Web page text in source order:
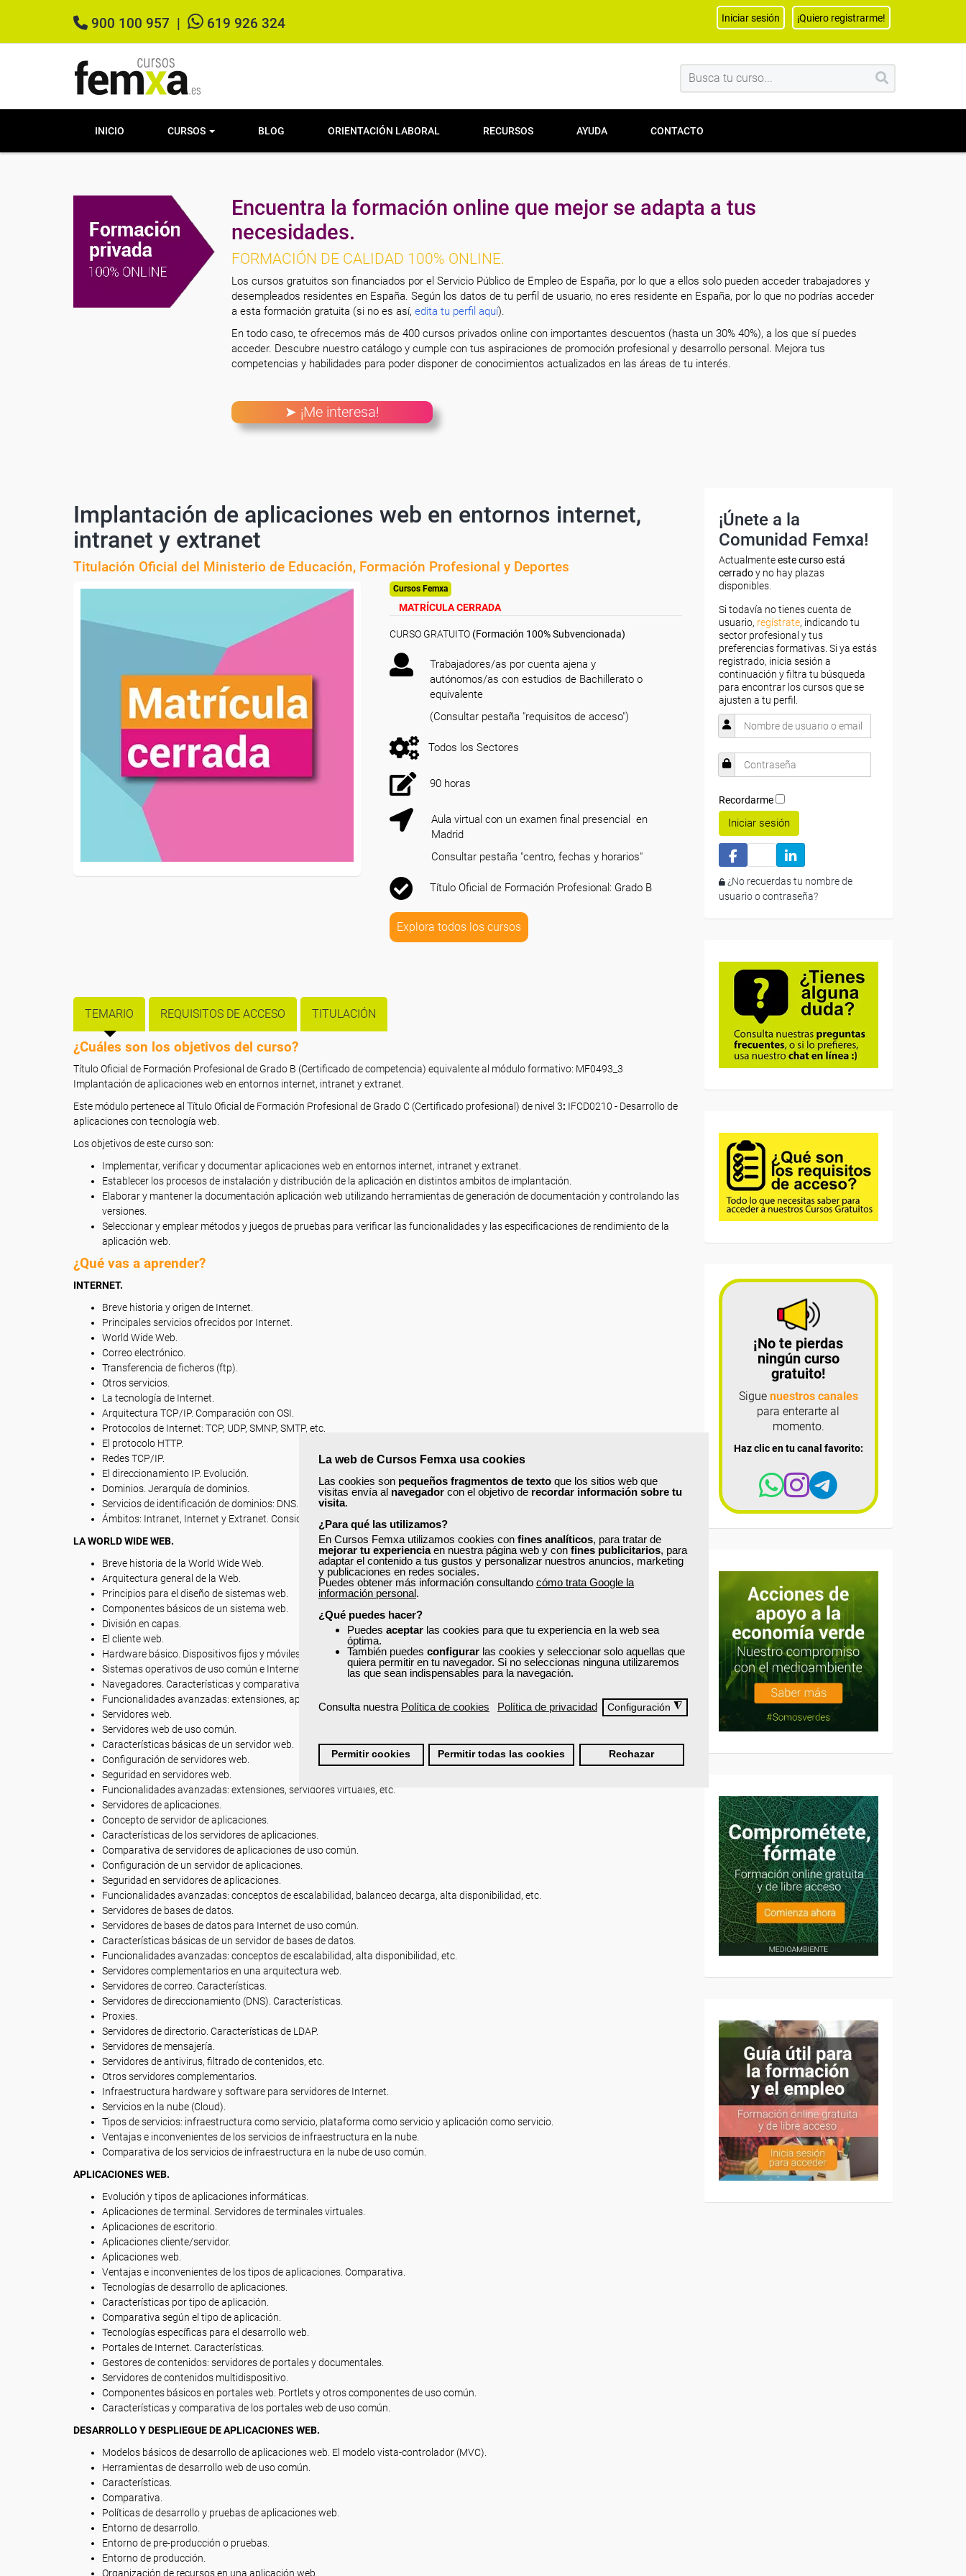
La web de Cursos Femxa usa cookies
Las cookies son pequeños fragmentos de texto que los sitios web que
visitas envía al navegador con el objetivo de recordar información sobre tu
visita.
¿Para qué las utilizamos?
En Cursos Femxa utilizamos cookies con fines analíticos, para tratar de
mejorar tu experienciaen nuestra página web y con fines publicitarios, para
adaptar el contenido a tus gustos y personalizar nuestros anuncios, marketing
y publicaciones en redes sociales.
Puedes obtener más información consultando cómo trata Google la
información personal.
¿Qué puedes hacer?
Puedes aceptar las cookies para que tu experiencia en la web sea
óptima.
También puedes configurar las cookies y seleccionar solo aquellas que
quiera permitir en tu navegador. Si no seleccionas ninguna utilizaremos
las que sean indispensables para la navegación.
Consulta nuestra Política de cookies Política de privacidad Configuración ◮
Permitir cookies Permitir todas las cookies Rechazar
900 100 957 619 926 324 Iniciar sesión ¡Quiero registrarme!
INICIO CURSOS BLOG ORIENTACIÓN LABORAL RECURSOS AYUDA CONTACTO
Encuentra la formación online que mejor se adapta a tus
necesidades.
FORMACIÓN DE CALIDAD 100% ONLINE.
Los cursos gratuitos son financiados por el Servicio Público de Empleo de España, por lo que a ellos solo pueden acceder trabajadores y
desempleados residentes en España. Según los datos de tu perfil de usuario, no eres residente en España, por lo que no podrías acceder
a esta formación gratuita (si no es así, edita tu perfil aquí).
En todo caso, te ofrecemos más de 400 cursos privados online con importantes descuentos (hasta un 30% 40%), a los que sí puedes
acceder. Descubre nuestro catálogo y cumple con tus aspiraciones de promoción profesional y desarrollo personal. Mejora tus
competencias y habilidades para poder disponer de conocimientos actualizados en las áreas de tu interés.
➤ ¡Me interesa!
Implantación de aplicaciones web en entornos internet,
intranet y extranet
Titulación Oficial del Ministerio de Educación, Formación Profesional y Deportes
Cursos Femxa
MATRÍCULA CERRADA
CURSO GRATUITO (Formación 100% Subvencionada)
Trabajadores/as por cuenta ajena y
autónomos/as con estudios de Bachillerato o
equivalente
(Consultar pestaña "requisitos de acceso")
Todos los Sectores
90 horas
Aula virtual con un examen final presencial en
Madrid
Consultar pestaña "centro, fechas y horarios"
Título Oficial de Formación Profesional: Grado B
Explora todos los cursos
TEMARIO REQUISITOS DE ACCESO TITULACIÓN
¿Cuáles son los objetivos del curso?
Título Oficial de Formación Profesional de Grado B (Certificado de competencia) equivalente al módulo formativo: MF0493_3
Implantación de aplicaciones web en entornos internet, intranet y extranet.
Este módulo pertenece al Título Oficial de Formación Profesional de Grado C (Certificado profesional) de nivel 3: IFCD0210 - Desarrollo de
aplicaciones con tecnología web.
Los objetivos de este curso son:
Implementar, verificar y documentar aplicaciones web en entornos internet, intranet y extranet.
Establecer los procesos de instalación y distribución de la aplicación en distintos ambitos de implantación.
Elaborar y mantener la documentación aplicación web utilizando herramientas de generación de documentación y controlando las
versiones.
Seleccionar y emplear métodos y juegos de pruebas para verificar las funcionalidades y las especificaciones de rendimiento de la
aplicación web.
¿Qué vas a aprender?
INTERNET.
Breve historia y origen de Internet.
Principales servicios ofrecidos por Internet.
World Wide Web.
Correo electrónico.
Transferencia de ficheros (ftp).
Otros servicios.
La tecnología de Internet.
Arquitectura TCP/IP. Comparación con OSI.
Protocolos de Internet: TCP, UDP, SMNP, SMTP, etc.
El protocolo HTTP.
Redes TCP/IP.
El direccionamiento IP. Evolución.
Dominios. Jerarquía de dominios.
Servicios de identificación de dominios: DNS.
Ámbitos: Intranet, Internet y Extranet. Consideraciones de seguridad.Cortafuego
LA WORLD WIDE WEB.
Breve historia de la World Wide Web.
Arquitectura general de la Web.
Principios para el diseño de sistemas web.
Componentes básicos de un sistema web.
División en capas.
El cliente web.
Hardware básico. Dispositivos fijos y móviles.
Sistemas operativos de uso común e Internet.
Navegadores. Características y comparativa.
Funcionalidades avanzadas: extensiones, aplicaciones específicas, etc.
Servidores web.
Servidores web de uso común.
Características básicas de un servidor web.
Configuración de servidores web.
Seguridad en servidores web.
Funcionalidades avanzadas: extensiones, servidores virtuales, etc.
Servidores de aplicaciones.
Concepto de servidor de aplicaciones.
Características de los servidores de aplicaciones.
Comparativa de servidores de aplicaciones de uso común.
Configuración de un servidor de aplicaciones.
Seguridad en servidores de aplicaciones.
Funcionalidades avanzadas: conceptos de escalabilidad, balanceo decarga, alta disponibilidad, etc.
Servidores de bases de datos.
Servidores de bases de datos para Internet de uso común.
Características básicas de un servidor de bases de datos.
Funcionalidades avanzadas: conceptos de escalabilidad, alta disponibilidad, etc.
Servidores complementarios en una arquitectura web.
Servidores de correo. Características.
Servidores de direccionamiento (DNS). Características.
Proxies.
Servidores de directorio. Características de LDAP.
Servidores de mensajería.
Servidores de antivirus, filtrado de contenidos, etc.
Otros servidores complementarios.
Infraestructura hardware y software para servidores de Internet.
Servicios en la nube (Cloud).
Tipos de servicios: infraestructura como servicio, plataforma como servicio y aplicación como servicio.
Ventajas e inconvenientes de los servicios de infraestructura en la nube.
Comparativa de los servicios de infraestructura en la nube de uso común.
APLICACIONES WEB.
Evolución y tipos de aplicaciones informáticas.
Aplicaciones de terminal. Servidores de terminales virtuales.
Aplicaciones de escritorio.
Aplicaciones cliente/servidor.
Aplicaciones web.
Ventajas e inconvenientes de los tipos de aplicaciones. Comparativa.
Tecnologías de desarrollo de aplicaciones.
Características por tipo de aplicación.
Comparativa según el tipo de aplicación.
Tecnologías específicas para el desarrollo web.
Portales de Internet. Características.
Gestores de contenidos: servidores de portales y documentales.
Servidores de contenidos multidispositivo.
Componentes básicos en portales web. Portlets y otros componentes de uso común.
Características y comparativa de los portales web de uso común.
DESARROLLO Y DESPLIEGUE DE APLICACIONES WEB.
Modelos básicos de desarrollo de aplicaciones web. El modelo vista-controlador (MVC).
Herramientas de desarrollo web de uso común.
Características.
Comparativa.
Políticas de desarrollo y pruebas de aplicaciones web.
Entorno de desarrollo.
Entorno de pre-producción o pruebas.
Entorno de producción.
Organización de recursos en una aplicación web.
¡Únete a la
Comunidad Femxa!
Actualmenteeste curso está
cerradoy no hay plazas
disponibles.
Si todavía no tienes cuenta de
usuario, regístrate, indicando tu
sector profesional y tus
preferencias formativas. Si ya estás
registrado, inicia sesión a
continuación y filtra tu búsqueda
para encontrar los cursos que se
ajusten a tu perfil.
Recordarme
Iniciar sesión
¿No recuerdas tu nombre de
usuario o contraseña?
¡No te pierdas
ningún curso
gratuito!
Sigue nuestros canales
para enterarte al
momento.
Haz clic en tu canal favorito: